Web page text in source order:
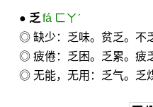
● 乏 fá ㄈㄚˊ
◎ 缺少：乏味。贫乏。不
◎ 疲倦：乏困。乏累。疲
◎ 无能，无用：乏气。乏